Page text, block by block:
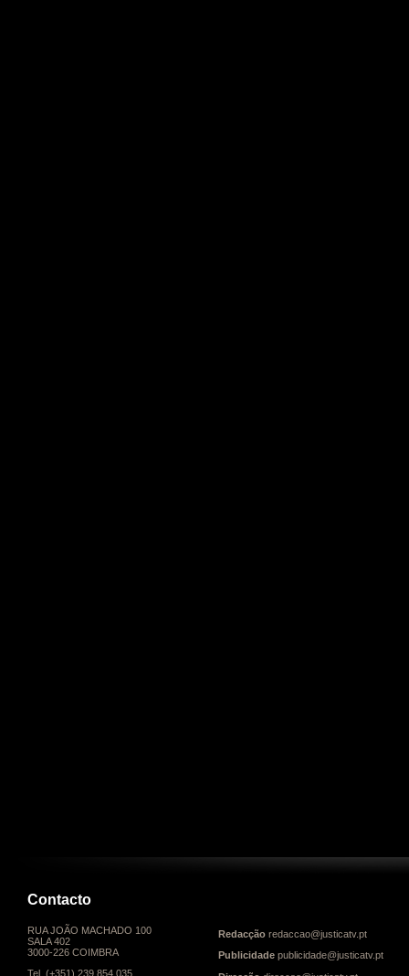
Contacto
RUA JOÃO MACHADO 100
SALA 402
3000-226 COIMBRA
Tel. (+351) 239 854 035
Redacção redaccao@justicatv.pt
Publicidade publicidade@justicatv.pt